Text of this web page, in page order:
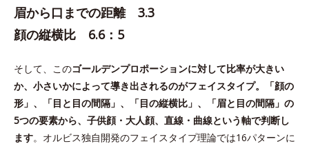
眉から口までの距離 3.3
顔の縦横比 6.6：5
そして、このゴールデンプロポーションに対して比率が大きい
か、小さいかによって導き出されるのがフェイスタイプ。「顔の
形」、「目と目の間隔」、「目の縦横比」、「眉と目の間隔」の
5つの要素から、子供顔・大人顔、直線・曲線という軸で判断し
ます。オルビス独自開発のフェイスタイプ理論では16パターンに